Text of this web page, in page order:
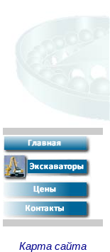
Карта сайта